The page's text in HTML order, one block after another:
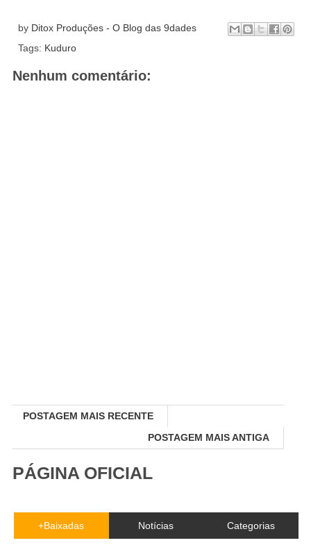
by Ditox Produções - O Blog das 9dades
Tags: Kuduro
Nenhum comentário:
POSTAGEM MAIS RECENTE
POSTAGEM MAIS ANTIGA
PÁGINA OFICIAL
+Baixadas Notícias Categorias